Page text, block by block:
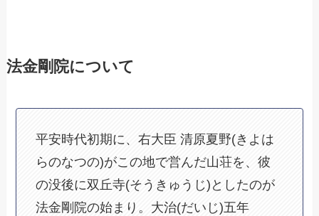
法金剛院について
平安時代初期に、右大臣 清原夏野(きよは
らのなつの)がこの地で営んだ山荘を、彼
の没後に双丘寺(そうきゅうじ)としたのが
法金剛院の始まり。大治(だいじ)五年